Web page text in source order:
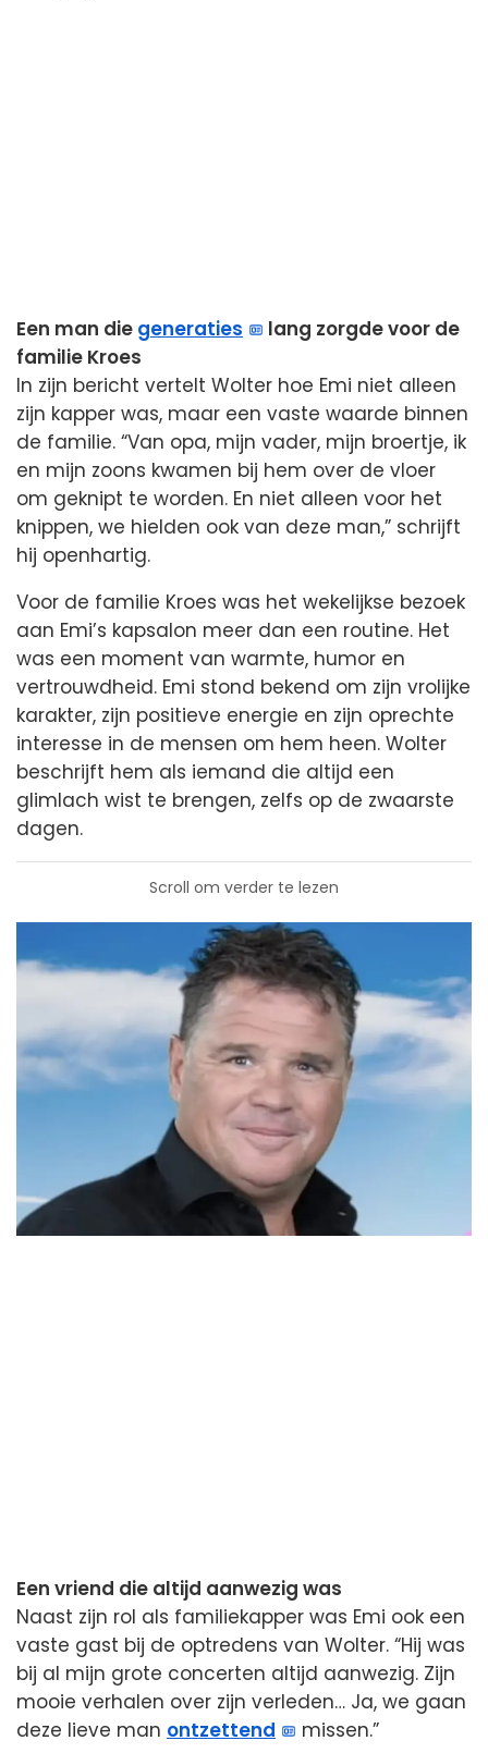
Een man die generaties
lang zorgde voor de
familie Kroes
In zijn bericht vertelt Wolter hoe Emi niet alleen
zijn kapper was, maar een vaste waarde binnen
de familie. “Van opa, mijn vader, mijn broertje, ik
en mijn zoons kwamen bij hem over de vloer
om geknipt te worden. En niet alleen voor het
knippen, we hielden ook van deze man,” schrijft
hij openhartig.
Voor de familie Kroes was het wekelijkse bezoek
aan Emi’s kapsalon meer dan een routine. Het
was een moment van warmte, humor en
vertrouwdheid. Emi stond bekend om zijn vrolijke
karakter, zijn positieve energie en zijn oprechte
interesse in de mensen om hem heen. Wolter
beschrijft hem als iemand die altijd een
glimlach wist te brengen, zelfs op de zwaarste
dagen.
Scroll om verder te lezen
Een vriend die altijd aanwezig was
Naast zijn rol als familiekapper was Emi ook een
vaste gast bij de optredens van Wolter. “Hij was
bij al mijn grote concerten altijd aanwezig. Zijn
mooie verhalen over zijn verleden… Ja, we gaan
deze lieve man ontzettend missen.”